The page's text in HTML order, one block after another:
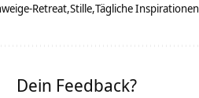
Retreat Stille Tägliche Inspirationen
Dein Feedback?